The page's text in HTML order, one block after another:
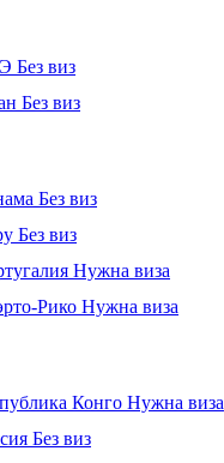
Без виз
Без виз
Без виз
Без виз
Нужна виза
Рико Нужна виза
Конго Нужна виза
Без виз